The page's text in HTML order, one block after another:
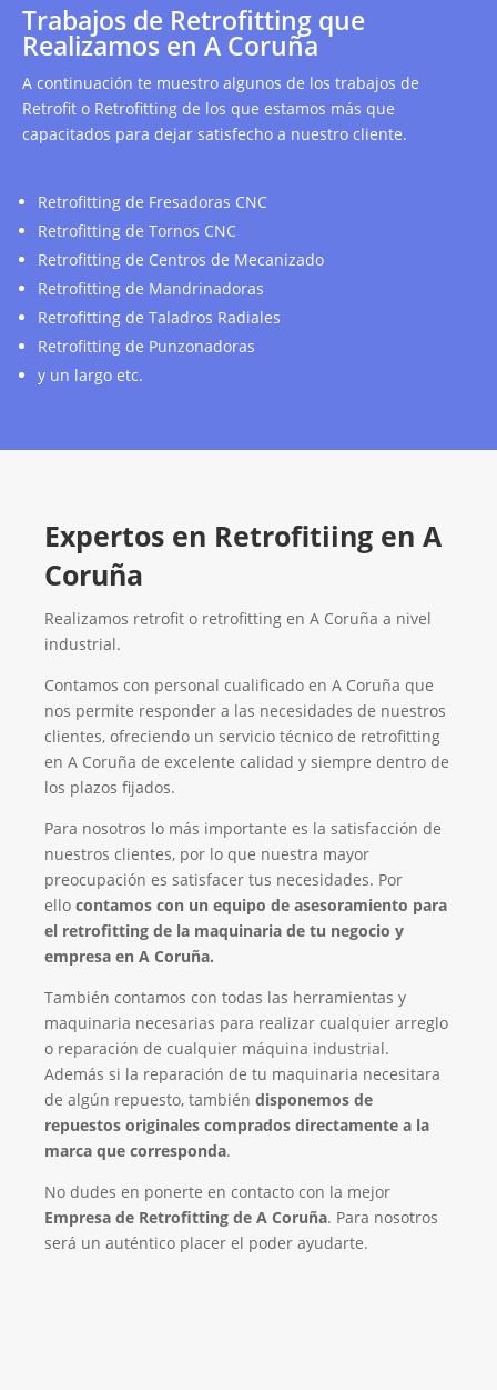
Trabajos de Retrofitting que
Realizamos en A Coruña
A continuación te muestro algunos de los trabajos de
Retrofit o Retrofitting de los que estamos más que
capacitados para dejar satisfecho a nuestro cliente.
Retrofitting de Fresadoras CNC
Retrofitting de Tornos CNC
Retrofitting de Centros de Mecanizado
Retrofitting de Mandrinadoras
Retrofitting de Taladros Radiales
Retrofitting de Punzonadoras
y un largo etc.
Expertos en Retrofitiing en A
Coruña
Realizamos retrofit o retrofitting en A Coruña a nivel
industrial.
Contamos con personal cualificado en A Coruña que
nos permite responder a las necesidades de nuestros
clientes, ofreciendo un servicio técnico de retrofitting
en A Coruña de excelente calidad y siempre dentro de
los plazos fijados.
Para nosotros lo más importante es la satisfacción de
nuestros clientes, por lo que nuestra mayor
preocupación es satisfacer tus necesidades. Por
ello contamos con un equipo de asesoramiento para
el retrofitting de la maquinaria de tu negocio y
empresa en A Coruña.
También contamos con todas las herramientas y
maquinaria necesarias para realizar cualquier arreglo
o reparación de cualquier máquina industrial.
Además si la reparación de tu maquinaria necesitara
de algún repuesto, también disponemos de
repuestos originales comprados directamente a la
marca que corresponda.
No dudes en ponerte en contacto con la mejor
Empresa de Retrofitting de A Coruña. Para nosotros
será un auténtico placer el poder ayudarte.